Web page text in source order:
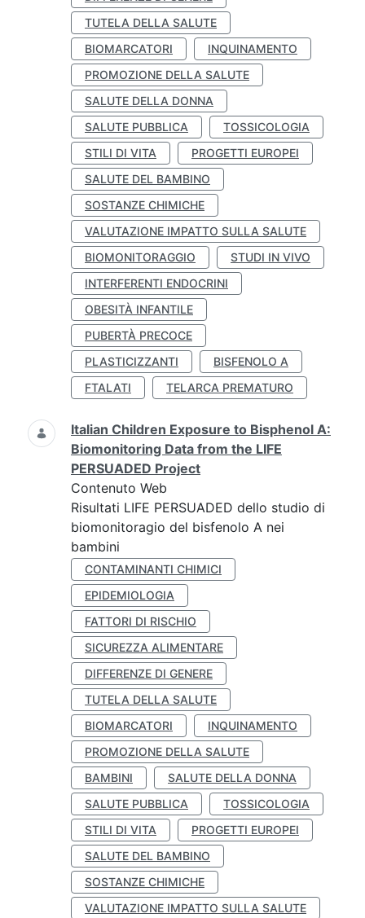
TUTELA DELLA SALUTE
BIOMARCATORI
INQUINAMENTO
PROMOZIONE DELLA SALUTE
SALUTE DELLA DONNA
SALUTE PUBBLICA
TOSSICOLOGIA
STILI DI VITA
PROGETTI EUROPEI
SALUTE DEL BAMBINO
SOSTANZE CHIMICHE
VALUTAZIONE IMPATTO SULLA SALUTE
BIOMONITORAGGIO
STUDI IN VIVO
INTERFERENTI ENDOCRINI
OBESITÀ INFANTILE
PUBERTÀ PRECOCE
PLASTICIZZANTI
BISFENOLO A
FTALATI
TELARCA PREMATURO
Italian Children Exposure to Bisphenol A:
Biomonitoring Data from the LIFE
PERSUADED Project
Contenuto Web
Risultati LIFE PERSUADED dello studio di
biomonitoragio del bisfenolo A nei
bambini
CONTAMINANTI CHIMICI
EPIDEMIOLOGIA
FATTORI DI RISCHIO
SICUREZZA ALIMENTARE
DIFFERENZE DI GENERE
TUTELA DELLA SALUTE
BIOMARCATORI
INQUINAMENTO
PROMOZIONE DELLA SALUTE
BAMBINI
SALUTE DELLA DONNA
SALUTE PUBBLICA
TOSSICOLOGIA
STILI DI VITA
PROGETTI EUROPEI
SALUTE DEL BAMBINO
SOSTANZE CHIMICHE
VALUTAZIONE IMPATTO SULLA SALUTE